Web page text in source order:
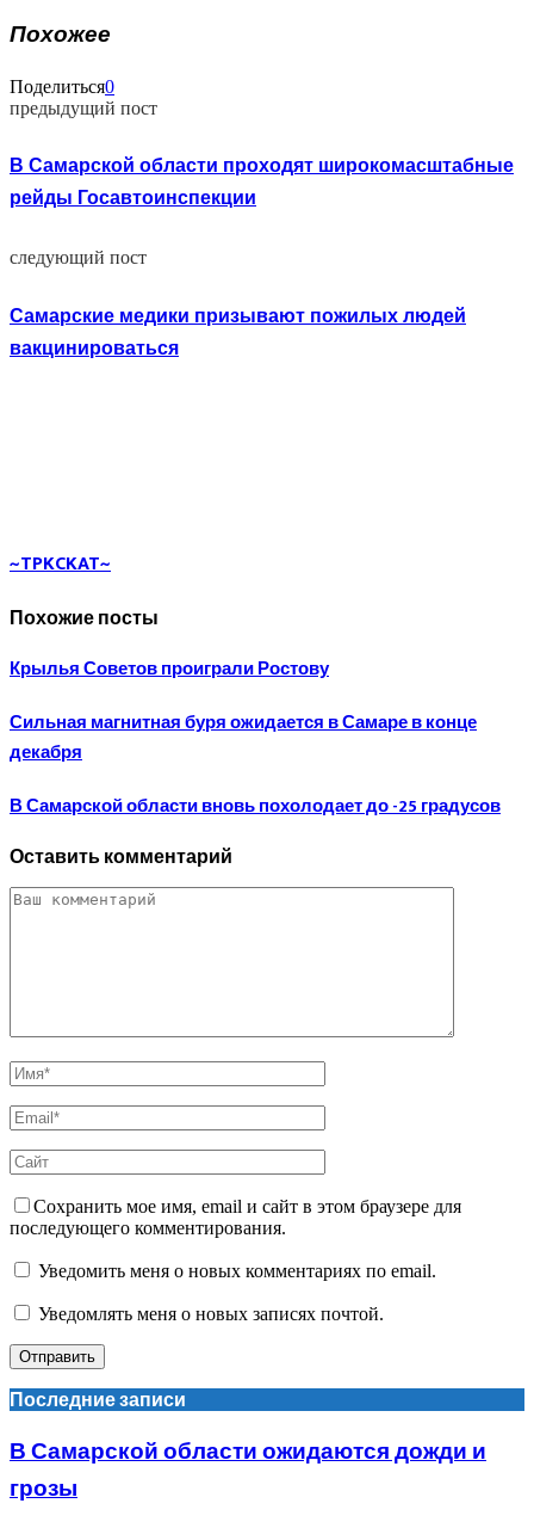
Похожее
Поделиться0
предыдущий пост
В Самарской области проходят широкомасштабные
рейды Госавтоинспекции
следующий пост
Самарские медики призывают пожилых людей
вакцинироваться
~TPKCKAT~
Похожие посты
Крылья Советов проиграли Ростову
Сильная магнитная буря ожидается в Самаре в конце
декабря
В Самарской области вновь похолодает до -25 градусов
Оставить комментарий
Сохранить мое имя, email и сайт в этом браузере для
последующего комментирования.
Уведомить меня о новых комментариях по email.
Уведомлять меня о новых записях почтой.
Последние записи
В Самарской области ожидаются дожди и
грозы